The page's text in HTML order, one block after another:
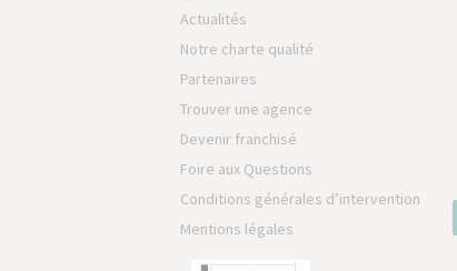
Actualités
Notre charte qualité
Partenaires
Trouver une agence
Devenir franchisé
Foire aux Questions
Conditions générales d’intervention
Mentions légales